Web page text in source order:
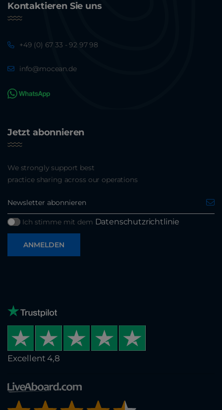
Kontaktieren Sie uns
+49 (0) 67 33 - 92 97 98
info@mocean.de
Jetzt abonnieren
We strongly support best
practice sharing across our operations
Ich stimme mit dem Datenschutzrichtlinie
ANMELDEN
Excellent 4,8